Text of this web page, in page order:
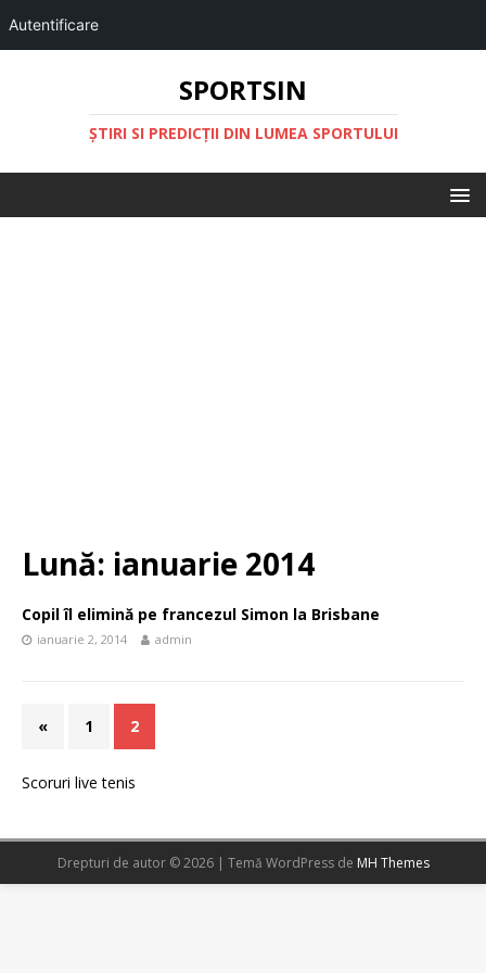
Autentificare
SPORTSIN
ŞTIRI SI PREDICŢII DIN LUMEA SPORTULUI
Lună: ianuarie 2014
Copil îl elimină pe francezul Simon la Brisbane
ianuarie 2, 2014 admin
« 1 2
Scoruri live tenis
Drepturi de autor © 2026 | Temă WordPress de MH Themes